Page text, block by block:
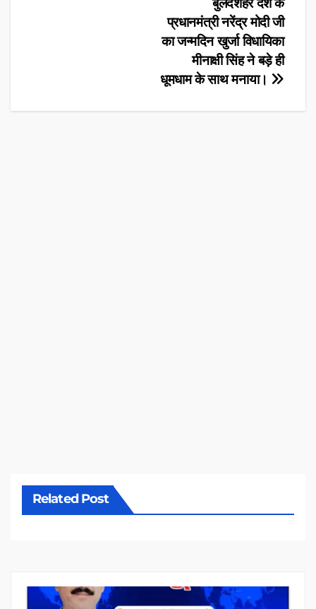
प्रधानमंत्री नरेंद्र मोदी जी
का जन्मदिन खुर्जा विधायिका
मीनाक्षी सिंह ने बड़े ही
धूमधाम के साथ मनाया।
Related Post